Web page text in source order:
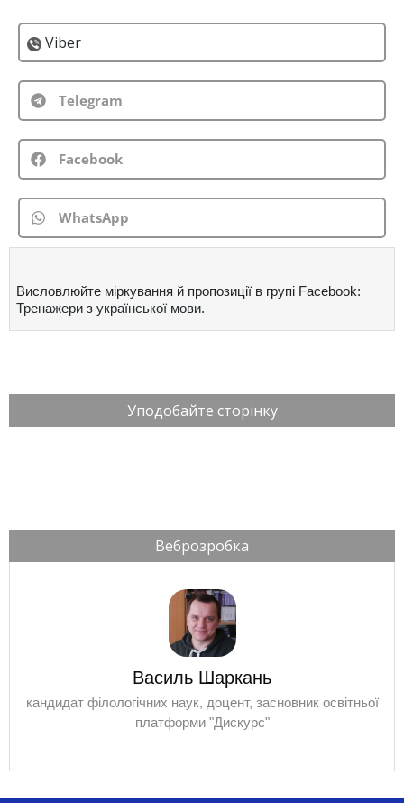
Viber
Telegram
Facebook
WhatsApp
Висловлюйте міркування й пропозиції в групі Facebook:
Тренажери з української мови.
Уподобайте сторінку
Веброзробка
Василь Шаркань
кандидат філологічних наук, доцент, засновник освітньої
платформи "Дискурс"